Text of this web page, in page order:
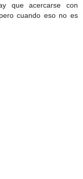
que acercarse con
cuando eso no es